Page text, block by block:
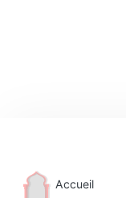
Accueil